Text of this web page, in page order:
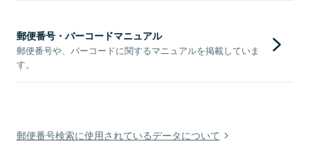
郵便番号・バーコードマニュアル
郵便番号や、バーコードに関するマニュアルを掲載していま
す。
郵便番号検索に使用されているデータについて